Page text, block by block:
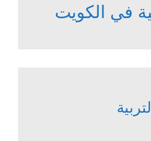
في الكويت